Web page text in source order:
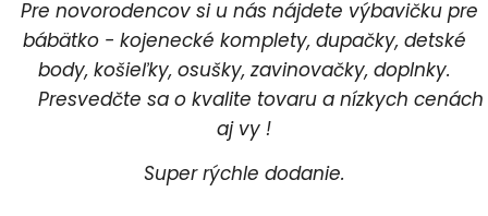
Pre novorodencov si u nás nájdete výbavičku pre
bábätko - kojenecké komplety, dupačky, detské
body, košieľky, osušky, zavinovačky, doplnky.
Presvedčte sa o kvalite tovaru a nízkych cenách
aj vy !
Super rýchle dodanie.